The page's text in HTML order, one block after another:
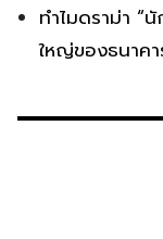
ทำไมดราม่า “
ใหญ่ของธนาคา